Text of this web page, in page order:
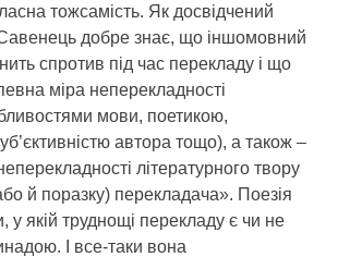
тожсамість. Як досвідчений
добре знає, що іншомовний
спротив під час перекладу і що
міра неперекладності
мови, поетикою,
автора тощо), а також –
літературного твору
й поразку) перекладача». Поезія
у якій труднощі перекладу є чи не
І все-таки вона